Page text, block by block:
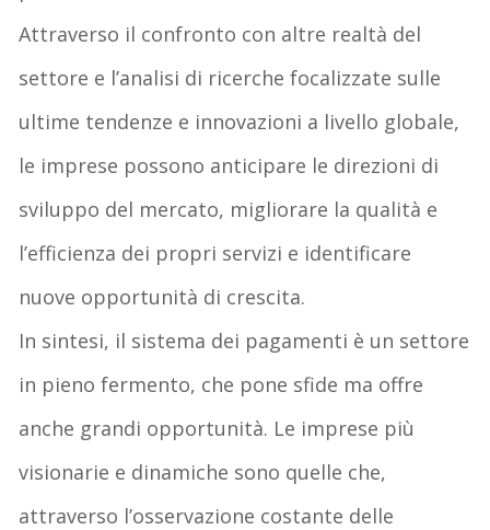
Attraverso il confronto con altre realtà del
settore e l’analisi di ricerche focalizzate sulle
ultime tendenze e innovazioni a livello globale,
le imprese possono anticipare le direzioni di
sviluppo del mercato, migliorare la qualità e
l’efficienza dei propri servizi e identificare
nuove opportunità di crescita.
In sintesi, il sistema dei pagamenti è un settore
in pieno fermento, che pone sfide ma offre
anche grandi opportunità. Le imprese più
visionarie e dinamiche sono quelle che,
attraverso l’osservazione costante delle